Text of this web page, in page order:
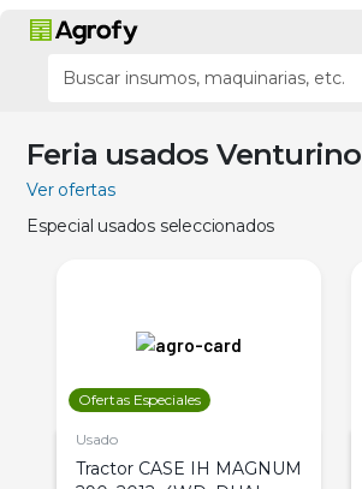
Feria usados Venturino
Ver ofertas
Especial usados seleccionados
Ofertas Especiales
Usado
Tractor CASE IH MAGNUM